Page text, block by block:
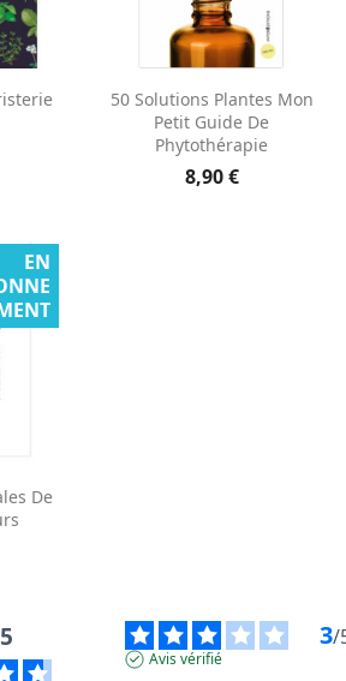
50 Solutions Plantes Mon
Petit Guide De
Phytothérapie
8,90 €
De
EN
5 3/
Avis vérifié